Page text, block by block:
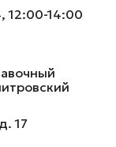
12:00-14:00
17